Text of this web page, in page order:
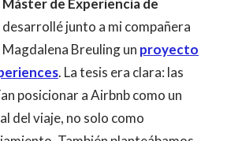
desarrollé junto a mi compañera
Breuling un proyecto
. La tesis era clara: las
posicionar a Airbnb como un
del viaje, no solo como